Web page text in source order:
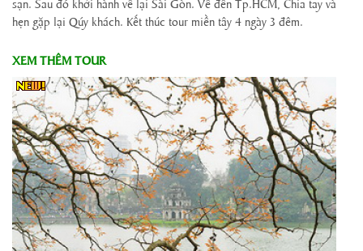
hẹn gặp lại Qúy khách. Kết thúc tour miền tây 4 ngày 3 đêm.
XEM THÊM TOUR